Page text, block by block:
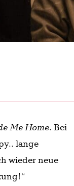
Me Home. Bei
lange
wieder neue